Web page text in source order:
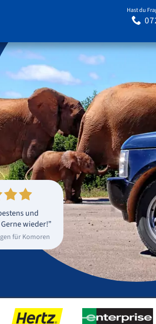
Hast du
und
wieder!”
für Komoren